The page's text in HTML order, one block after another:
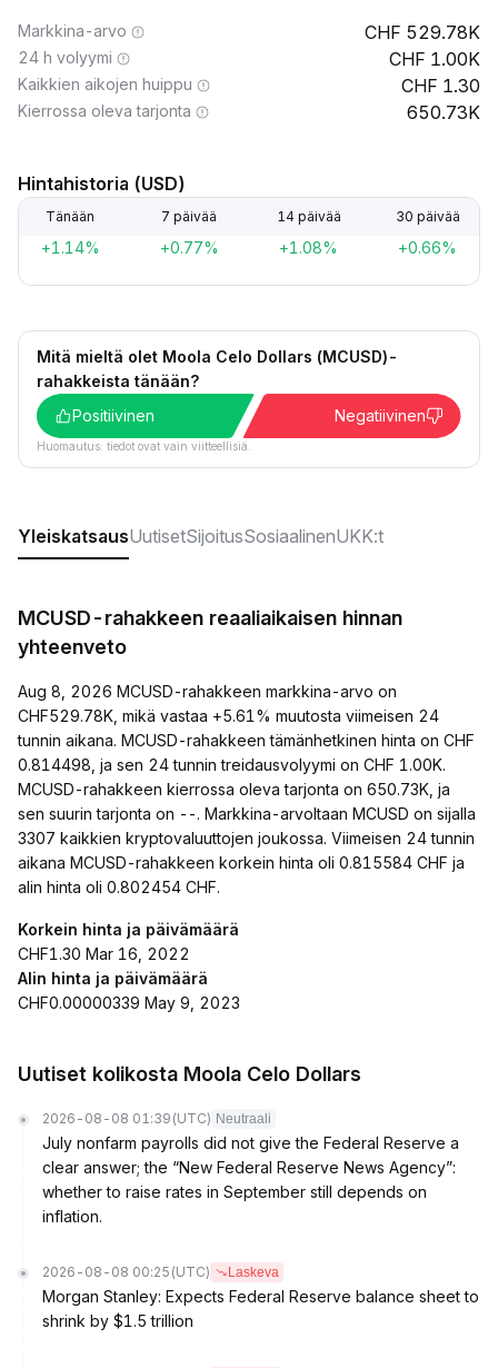
Markkina-arvo 529.78K
24 h volyymi 1.00K
Kaikkien aikojen huippu 1.30
Kierrossa oleva tarjonta 650.73K
Hintahistoria (USD)
Tänään 7 päivää 14 päivää 30 päivää
+1.14% +0.77% +1.08% +0.66%
Mitä mieltä olet Moola Celo Dollars (MCUSD)-
rahakkeista tänään?
Positiivinen
Negatiivinen
Huomautus: tiedot ovat vain viitteellisiä.
YleiskatsausUutisetSijoitusSosiaalinenUKK:t
MCUSD-rahakkeen reaaliaikaisen hinnan
yhteenveto
Aug 8, 2026 MCUSD-rahakkeen markkina-arvo on
CHF529.78K, mikä vastaa +5.61% muutosta viimeisen 24
tunnin aikana. MCUSD-rahakkeen tämänhetkinen hinta on CHF
0.814498, ja sen 24 tunnin treidausvolyymi on CHF 1.00K.
MCUSD-rahakkeen kierrossa oleva tarjonta on 650.73K, ja
sen suurin tarjonta on --. Markkina-arvoltaan MCUSD on sijalla
3307 kaikkien kryptovaluuttojen joukossa. Viimeisen 24 tunnin
aikana MCUSD-rahakkeen korkein hinta oli 0.815584 CHF ja
alin hinta oli 0.802454 CHF.
Korkein hinta ja päivämäärä
CHF1.30 Mar 16, 2022
Alin hinta ja päivämäärä
CHF0.00000339 May 9, 2023
Uutiset kolikosta Moola Celo Dollars
2026-08-08 01:39 (UTC) Neutraali
July nonfarm payrolls did not give the Federal Reserve a
clear answer; the “New Federal Reserve News Agency”:
whether to raise rates in September still depends on
inflation.
2026-08-08 00:25 (UTC) Laskeva
Morgan Stanley: Expects Federal Reserve balance sheet to
shrink by $1.5 trillion